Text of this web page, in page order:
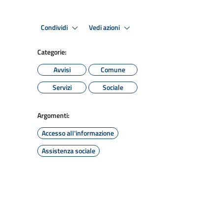
Condividi Vedi azioni
Categorie:
Avvisi
Comune
Servizi
Sociale
Argomenti:
Accesso all'informazione
Assistenza sociale